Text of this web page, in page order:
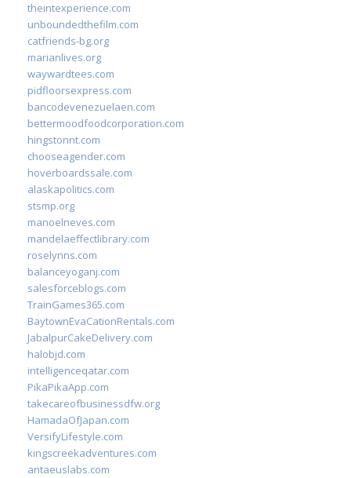
theintexperience.com
unboundedthefilm.com
catfriends-bg.org
marianlives.org
waywardtees.com
pidfloorsexpress.com
bancodevenezuelaen.com
bettermoodfoodcorporation.com
hingstonnt.com
chooseagender.com
hoverboardssale.com
alaskapolitics.com
stsmp.org
manoelneves.com
mandelaeffectlibrary.com
roselynns.com
balanceyoganj.com
salesforceblogs.com
TrainGames365.com
BaytownEvaCationRentals.com
JabalpurCakeDelivery.com
halobjd.com
intelligenceqatar.com
PikaPikaApp.com
takecareofbusinessdfw.org
HamadaOfJapan.com
VersifyLifestyle.com
kingscreekadventures.com
antaeuslabs.com